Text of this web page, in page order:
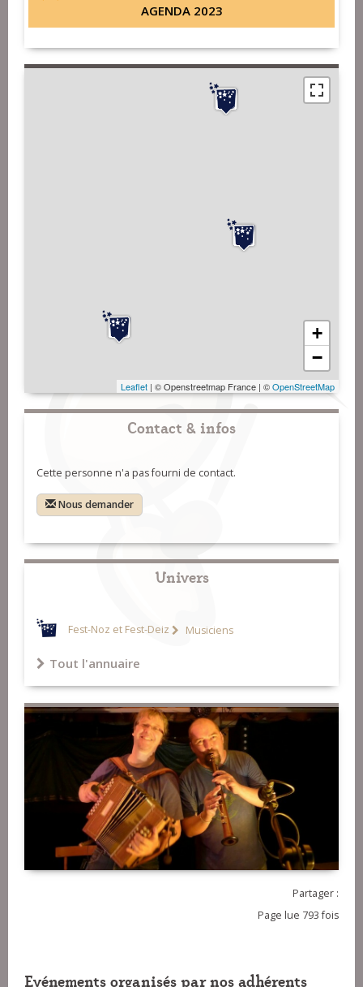
AGENDA 2023
+
−
Leaflet | © Openstreetmap France | ©OpenStreetMap
Contact & infos
Cette personne n'a pas fourni de contact.
Nous demander
Univers
Fest-Noz et Fest-Deiz Musiciens
Tout l'annuaire
Partager :
Page lue 793 fois
Evénements organisés par nos adhérents